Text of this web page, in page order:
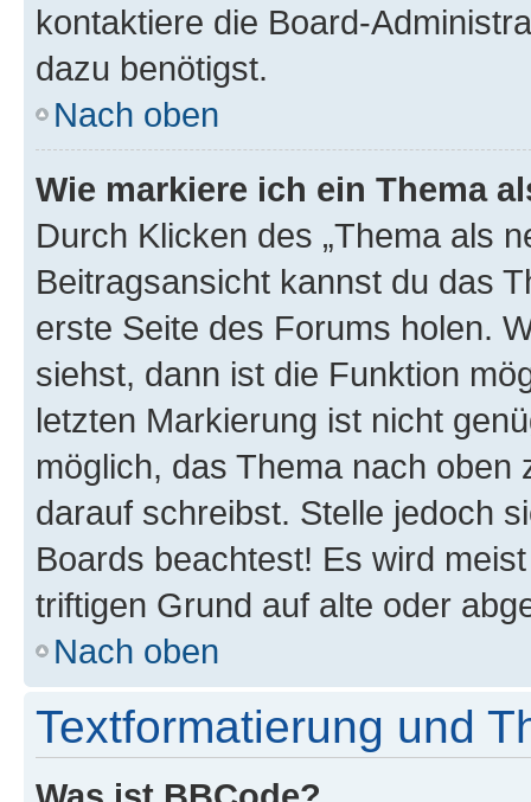
kontaktiere die Board-
dazu benötigst.
Nach oben
Wie markiere ich ein Thema
Durch Klicken des „Thema als
Beitragsansicht kannst du das
erste Seite des Forums holen.
siehst, dann ist die Funktion
letzten Markierung ist nicht
möglich, das Thema nach oben
darauf schreibst. Stelle jedoch
Boards beachtest! Es wird
triftigen Grund auf alte oder
Nach oben
Textformatierung und